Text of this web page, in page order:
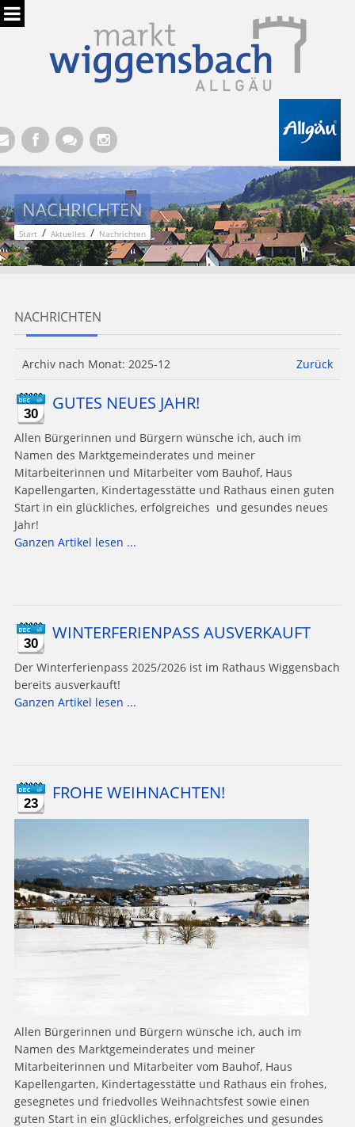
NACHRICHTEN
Start / Aktuelles / Nachrichten
NACHRICHTEN
Archiv nach Monat: 2025-12 Zurück
30
GUTES NEUES JAHR!
Allen Bürgerinnen und Bürgern wünsche ich, auch im
Namen des Marktgemeinderates und meiner
Mitarbeiterinnen und Mitarbeiter vom Bauhof, Haus
Kapellengarten, Kindertagesstätte und Rathaus einen guten
Start in ein glückliches, erfolgreiches und gesundes neues
Jahr!
Ganzen Artikel lesen ...
30
WINTERFERIENPASS AUSVERKAUFT
Der Winterferienpass 2025/2026 ist im Rathaus Wiggensbach
bereits ausverkauft!
Ganzen Artikel lesen ...
23
FROHE WEIHNACHTEN!
Allen Bürgerinnen und Bürgern wünsche ich, auch im
Namen des Marktgemeinderates und meiner
Mitarbeiterinnen und Mitarbeiter vom Bauhof, Haus
Kapellengarten, Kindertagesstätte und Rathaus ein frohes,
gesegnetes und friedvolles Weihnachtsfest sowie einen
guten Start in ein glückliches, erfolgreiches und gesundes